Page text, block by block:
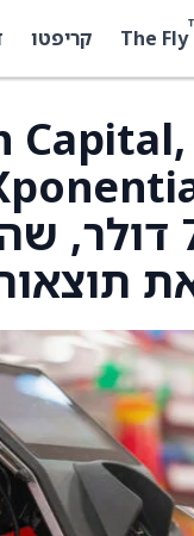
The Fly קריפטו